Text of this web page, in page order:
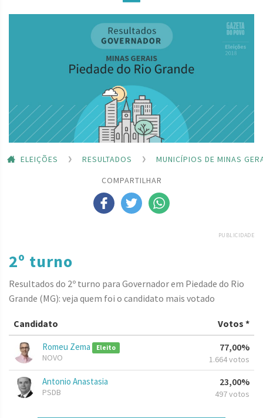
ELEIÇÕES RESULTADOS
MUNICÍPIOS DE MINAS
COMPARTILHAR
PUBLICIDADE
2º turno
Resultados do 2º turno para Governador em Piedade do Rio
Grande (MG): veja quem foi o candidato mais votado
Candidato Votos *
Romeu Zema Eleito
NOVO
77,00%
1.664 votos
Antonio Anastasia
PSDB
23,00%
497 votos